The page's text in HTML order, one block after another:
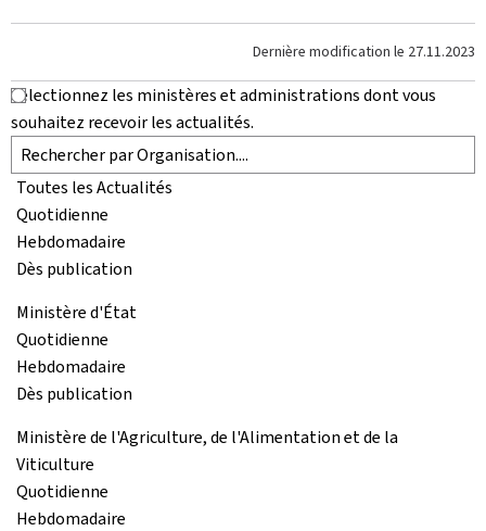
Dernière modification le 27.11.2023
Sélectionnez les ministères et administrations dont vous
souhaitez recevoir les actualités.
Toutes les Actualités
Quotidienne
Hebdomadaire
Dès publication
Ministère d'État
Quotidienne
Hebdomadaire
Dès publication
Ministère de l'Agriculture, de l'Alimentation et de la
Viticulture
Quotidienne
Hebdomadaire